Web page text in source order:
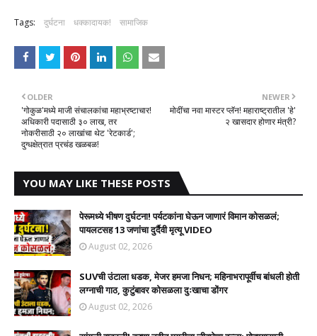
Tags: दुर्घटना धक्कादायक! सामाजिक
NEWER
मोदींचा नवा मास्टर प्लॅन! महाराष्ट्रातील 'हे'
२ खासदार होणार मंत्री?
OLDER
'गोकुळ'मध्ये माजी संचालकांचा महाभ्रष्टाचार!
अधिकारी पदासाठी ३० लाख, तर
नोकरीसाठी २० लाखांचा थेट 'रेटकार्ड';
दुग्धक्षेत्रात प्रचंड खळबळ!
YOU MAY LIKE THESE POSTS
पेरूमध्ये भीषण दुर्घटना! पर्यटकांना घेऊन जाणारं विमान कोसळलं;
पायलटसह 13 जणांचा दुर्दैवी मृत्यू VIDEO
August 02, 2026
SUVची उंटाला धडक, मेजर हमजा निधन; महिनाभरापूर्वीच बांधली होती
लग्नाची गाठ, कुटुंबावर कोसळला दुःखाचा डोंगर
August 02, 2026